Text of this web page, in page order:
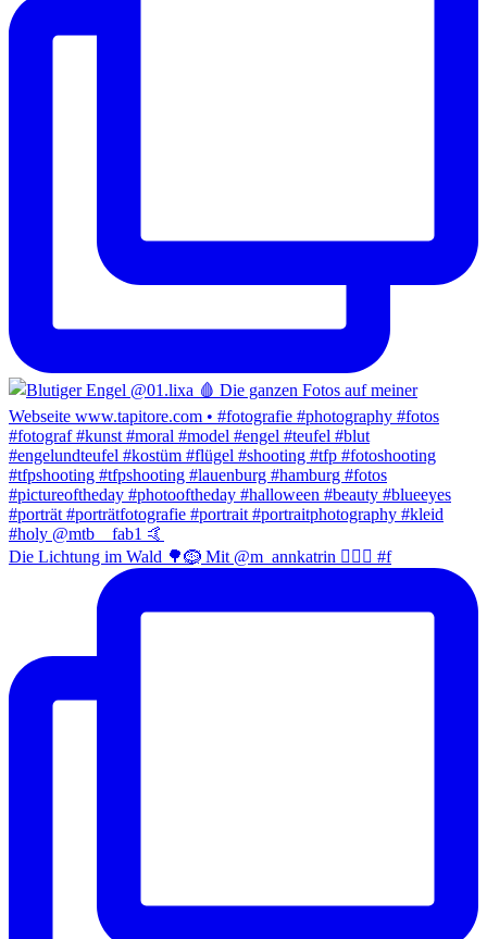
Die Lichtung im Wald 🌳🪹 Mit @m_annkatrin 🧍🏻‍♀️ #f